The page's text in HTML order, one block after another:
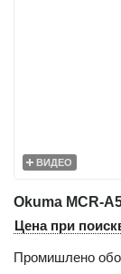
ВИДЕО
Okuma MCR-
Цена при
Промишлено